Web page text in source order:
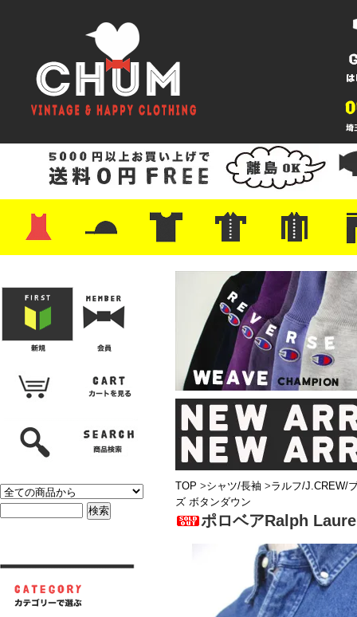
・レザーシューズ/スニーカー
・プリントTシャツ
・バンド/ツアー
・キャラクター
・Nike/adidas/スポーツ
・チャンピオン
・サーフ/スケート
・ボーダー/総柄/無地
・フットボール/リンガー
・タンクトップ/NBA・ポロシャツ
・半袖シャツ
・アロハ/サーフ/ボーリング
・ラルフ/ブランド
・無地/チェック/ストラ
・ワーク/ミリタリー/ウ
・ネル/ウール ・ショ
・アウ
・ジー
・
・ミリ
・コー
・コッ
・オー
・ジャ
ン
TOP >シャツ/長袖 >ラルフ/J.CREW/
ズ ボタンダウン
ポロベアRalph